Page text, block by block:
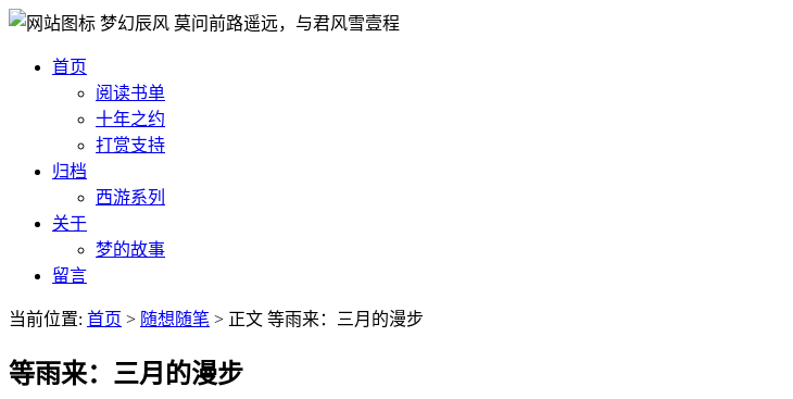
梦幻辰风 莫问前路遥远，与君风雪壹程
首页
阅读书单
十年之约
打赏支持
归档
西游系列
关于
梦的故事
留言
当前位置: 首页 > 随想随笔 > 正文 等雨来：三月的漫步
等雨来：三月的漫步